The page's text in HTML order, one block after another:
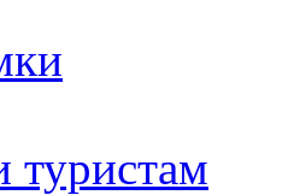
туристам